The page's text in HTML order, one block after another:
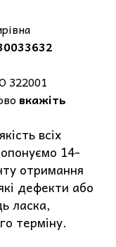
322001
вкажіть
всіх
14-
отримання
дефекти або
ласка,
терміну.